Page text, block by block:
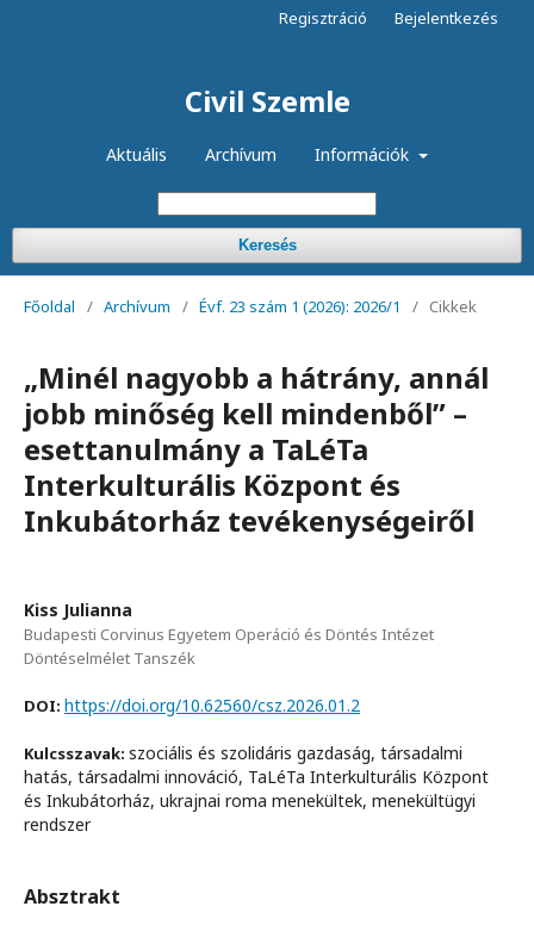
Civil Szemle
Aktuális Archívum Információk
Keresés
Regisztráció Bejelentkezés
Főoldal / Archívum / Évf. 23 szám 1 (2026): 2026/1 / Cikkek
„Minél nagyobb a hátrány, annál
jobb minőség kell mindenből” –
esettanulmány a TaLéTa
Interkulturális Központ és
Inkubátorház tevékenységeiről
Kiss Julianna
Budapesti Corvinus Egyetem Operáció és Döntés Intézet
Döntéselmélet Tanszék
DOI: https://doi.org/10.62560/csz.2026.01.2
Kulcsszavak: szociális és szolidáris gazdaság, társadalmi
hatás, társadalmi innováció, TaLéTa Interkulturális Központ
és Inkubátorház, ukrajnai roma menekültek, menekültügyi
rendszer
Absztrakt